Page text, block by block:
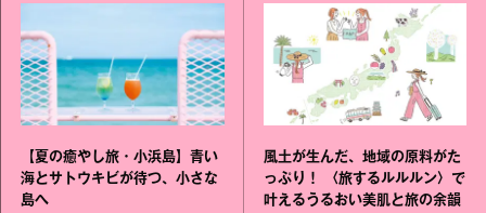
【夏の癒やし旅・小浜島】青い
海とサトウキビが待つ、小さな
島へ
風土が生んだ、地域の原料がた
っぷり！ 〈旅するルルルン〉で
叶えるうるおい美肌と旅の余韻